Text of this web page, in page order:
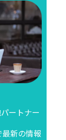
ートナー
新の情報